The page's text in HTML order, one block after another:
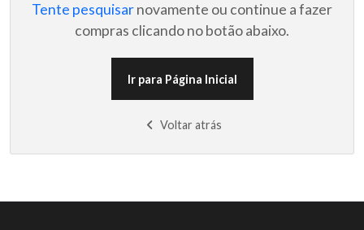
Tente pesquisarnovamente ou continue a fazer
compras clicando no botão abaixo.
Ir para Página Inicial
Voltar atrás